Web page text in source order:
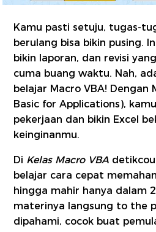
Kamu pasti setuju, tugas-
berulang bisa bikin pusing.
bikin laporan, dan revisi
cuma buang waktu. Nah,
belajar Macro VBA! Dengan
Basic for Applications),
pekerjaan dan bikin Excel
keinginanmu.
Di Kelas Macro VBA
belajar cara cepat
hingga mahir hanya dalam
materinya langsung to the
dipahami, cocok buat